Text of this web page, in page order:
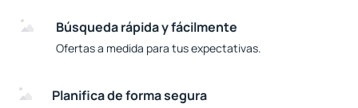
Búsqueda rápida y fácilmente
Ofertas a medida para tus expectativas.
Planifica de forma segura